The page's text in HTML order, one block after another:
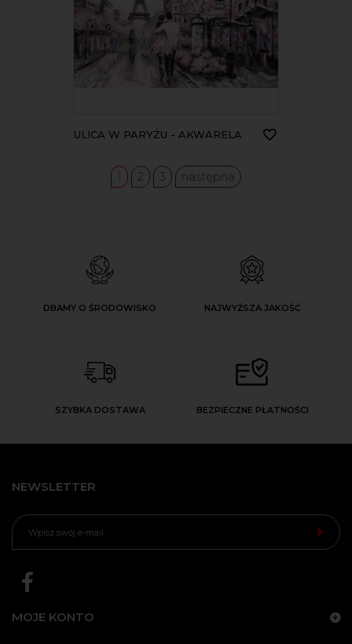
ULICA W PARYŻU - AKWARELA
1 2 3 następna
DBAMY O ŚRODOWISKO NAJWYŻSZA JAKOŚĆ
SZYBKA DOSTAWA BEZPIECZNE PŁATNOŚCI
NEWSLETTER
MOJE KONTO